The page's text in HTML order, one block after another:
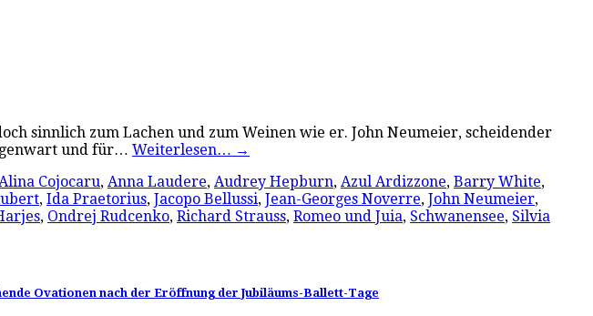
sinnlich zum Lachen und zum Weinen wie er. John Neumeier, scheidender
und für… Weiterlesen… →
Cojocaru, Anna Laudere, Audrey Hepburn, Azul Ardizzone, Barry White,
, Ida Praetorius, Jacopo Bellussi, Jean-Georges Noverre, John Neumeier,
, Ondrej Rudcenko, Richard Strauss, Romeo und Juia, Schwanensee, Silvia
Ovationen nach der Eröffnung der Jubiläums-Ballett-Tage